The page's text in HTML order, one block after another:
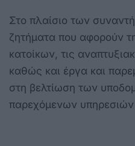
Στο πλαίσιο των
ζητήματα που αφορούν
κατοίκων, τις
καθώς και έργα και
στη βελτίωση των
παρεχόμενων υπηρεσιών